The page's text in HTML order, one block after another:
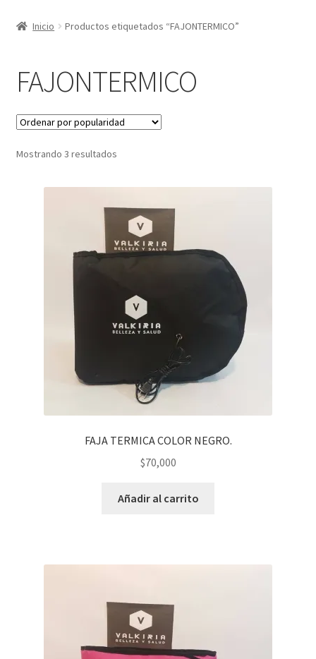
Inicio Productos etiquetados “FAJONTERMICO”
FAJONTERMICO
Mostrando 3 resultadosSorted
popularity
FAJA TERMICA COLOR NEGRO.
$70,000
Añadir al carrito